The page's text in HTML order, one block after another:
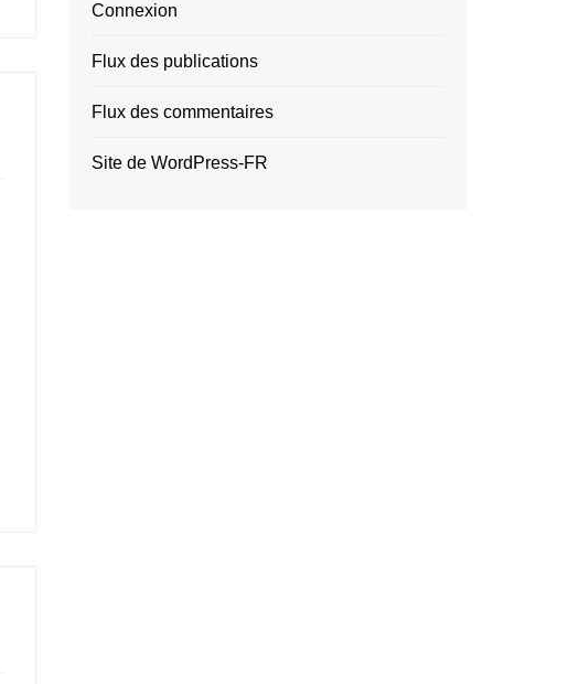
Connexion
Flux des publications
Flux des commentaires
Site de WordPress-FR